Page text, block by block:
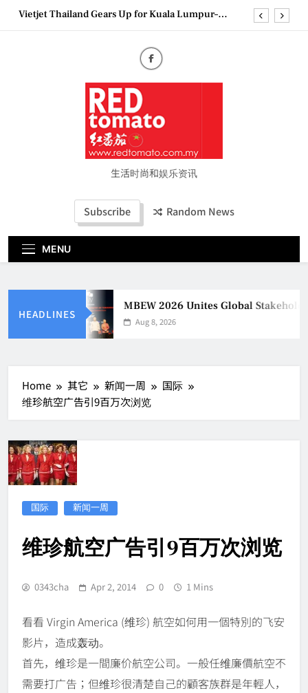
SkipVietjet Thailand Gears Up for Kuala Lumpur–
Couture Fashion Week Malaysia 2026– Press
MBEW 2026 Unites Global Stakeholders to Shape
the Future of Business Events
Vietjet Thailand Gears Up for Kuala Lumpur–
Bangkok Service Launch on9 October
Epson reinvents affordable printing with next-
generation EcoTank Series生活时尚和娱乐资讯
Subscribe Random News
MENU
HEADLINES
MBEW 2026 Unites Global
Aug 8, 2026
Home 其它 新闻一周
国际
维珍航空广告引9百万次浏览
国际 新闻一周
维珍航空广告引9百万次浏览
0343cha Apr 2, 2014 0 1 Mins
看看 Virgin America (维珍) 航空如何用一個特別的飞安
影片，造成轰动。
首先，维珍是一間廉价航空公司。一般任维廉價航空不
需要打广告； 但维珍很清楚自己的顧客族群是年輕人，